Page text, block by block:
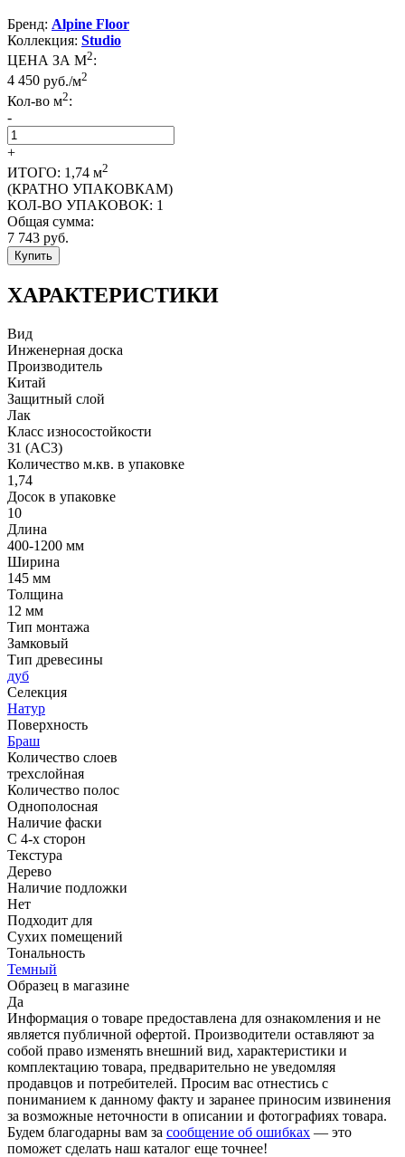
Бренд: Alpine Floor
Коллекция: Studio
ЦЕНА ЗА М2:
4 450 руб./м2
Кол-во м2:
-
+
ИТОГО: 1,74 м2
(КРАТНО УПАКОВКАМ)
КОЛ-ВО УПАКОВОК: 1
Общая сумма:
7 743 руб.
Купить
ХАРАКТЕРИСТИКИ
Вид
Инженерная доска
Производитель
Китай
Защитный слой
Лак
Класс износостойкости
31 (AC3)
Количество м.кв. в упаковке
1,74
Досок в упаковке
10
Длина
400-1200 мм
Ширина
145 мм
Толщина
12 мм
Тип монтажа
Замковый
Тип древесины
дуб
Селекция
Натур
Поверхность
Браш
Количество слоев
трехслойная
Количество полос
Однополосная
Наличие фаски
С 4-х сторон
Текстура
Дерево
Наличие подложки
Нет
Подходит для
Сухих помещений
Тональность
Темный
Образец в магазине
Да
Информация о товаре предоставлена для ознакомления и не
является публичной офертой. Производители оставляют за
собой право изменять внешний вид, характеристики и
комплектацию товара, предварительно не уведомляя
продавцов и потребителей. Просим вас отнестись с
пониманием к данному факту и заранее приносим извинения
за возможные неточности в описании и фотографиях товара.
Будем благодарны вам за сообщение об ошибках — это
поможет сделать наш каталог еще точнее!